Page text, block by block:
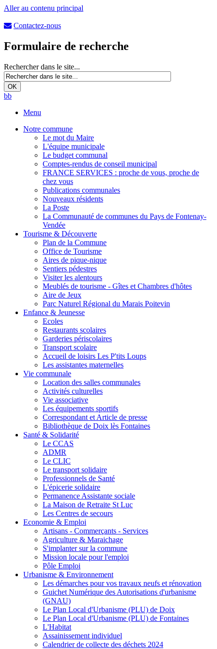
Aller au contenu principal
Contactez-nous
Formulaire de recherche
Rechercher dans le site...
bb
Menu
Notre commune
Le mot du Maire
L'équipe municipale
Le budget communal
Comptes-rendus de conseil municipal
FRANCE SERVICES : proche de vous, proche de
chez vous
Publications communales
Nouveaux résidents
La Poste
La Communauté de communes du Pays de Fontenay-
Vendée
Tourisme & Découverte
Plan de la Commune
Office de Tourisme
Aires de pique-nique
Sentiers pédestres
Visiter les alentours
Meublés de tourisme - Gîtes et Chambres d'hôtes
Aire de Jeux
Parc Naturel Régional du Marais Poitevin
Enfance & Jeunesse
Ecoles
Restaurants scolaires
Garderies périscolaires
Transport scolaire
Accueil de loisirs Les P'tits Loups
Les assistantes maternelles
Vie communale
Location des salles communales
Activités culturelles
Vie associative
Les équipements sportifs
Correspondant et Article de presse
Bibliothèque de Doix lès Fontaines
Santé & Solidarité
Le CCAS
ADMR
Le CLIC
Le transport solidaire
Professionnels de Santé
L'épicerie solidaire
Permanence Assistante sociale
La Maison de Retraite St Luc
Les Centres de secours
Economie & Emploi
Artisans - Commerçants - Services
Agriculture & Maraichage
S'implanter sur la commune
Mission locale pour l'emploi
Pôle Emploi
Urbanisme & Environnement
Les démarches pour vos travaux neufs et rénovation
Guichet Numérique des Autorisations d'urbanisme
(GNAU)
Le Plan Local d'Urbanisme (PLU) de Doix
Le Plan Local d'Urbanisme (PLU) de Fontaines
L'Habitat
Assainissement individuel
Calendrier de collecte des déchets 2024